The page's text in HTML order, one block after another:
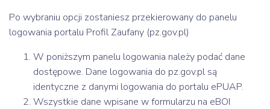
Po wybraniu opcji zostaniesz przekierowany do panelu
logowania portalu Profil Zaufany (pz.gov.pl)
W poniższym panelu logowania należy podać dane
dostępowe. Dane logowania do pz.gov.pl są
identyczne z danymi logowania do portalu ePUAP.
Wszystkie dane wpisane w formularzu na eBOI